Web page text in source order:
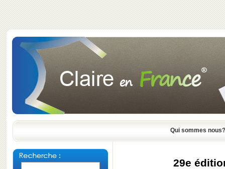
Qui sommes nous?
29e